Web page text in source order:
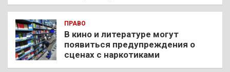
ПРАВО
В кино и литературе могут
появиться предупреждения о
сценах с наркотиками